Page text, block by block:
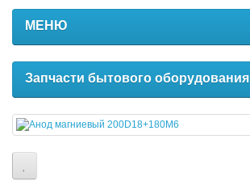
МЕНЮ
Запчасти бытового оборудования